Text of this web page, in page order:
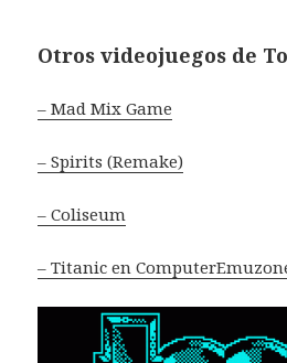
Otros videojuegos de
– Mad Mix Game
– Spirits (Remake)
– Coliseum
– Titanic en